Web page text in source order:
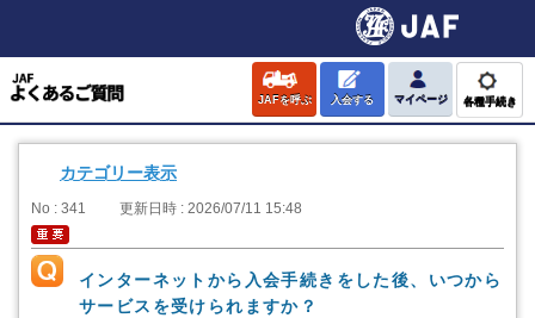
JAFを呼ぶ 入会する マイページ 各種手続き
カテゴリー表示
No : 341 更新日時 : 2026/07/11 15:48
インターネットから入会手続きをした後、いつから
サービスを受けられますか？